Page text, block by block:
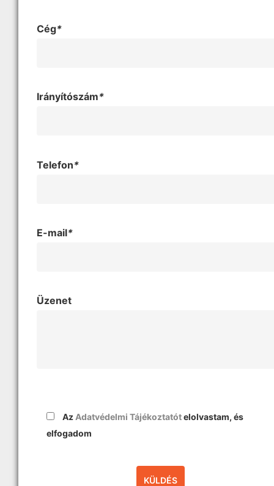
Cég*
Irányítószám*
Telefon*
E-mail*
Üzenet
Az Adatvédelmi Tájékoztatótelolvastam, és
elfogadom